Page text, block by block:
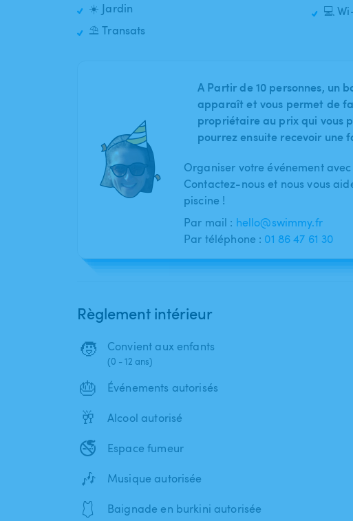
☀️ Jardin
⛱️ Transats
💻
A Partir de 10 personnes, un
apparaît et vous permet de
propriétaire au prix qui vous
pourrez ensuite recevoir une
Organiser votre événement
Contactez-nous et nous vous
piscine !
Par mail : hello@swimmy.fr
Par téléphone : 01 86 47 61 30
Règlement intérieur
🧒 Convient aux enfants
(0 - 12 ans)
🎂 Événements autorisés
🥂 Alcool autorisé
🚭 Espace fumeur
🎶 Musique autorisée
🩱 Baignade en burkini autorisée